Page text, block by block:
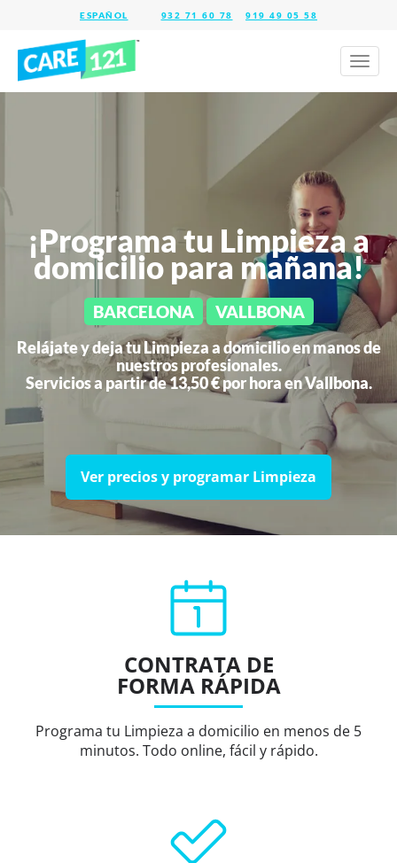
932 71 60 78 919 49 05 58
Toggle
¡Programa tu Limpieza a
domicilio para mañana!
BARCELONA VALLBONA
Relájate y deja tu Limpieza a domicilio en manos de
nuestros profesionales.
Servicios a partir de 13,50 € por hora enVallbona.
Ver precios y programar Limpieza
CONTRATA DE
FORMA RÁPIDA
Programa tu Limpieza a domicilio en menos de 5
minutos. Todo online, fácil y rápido.